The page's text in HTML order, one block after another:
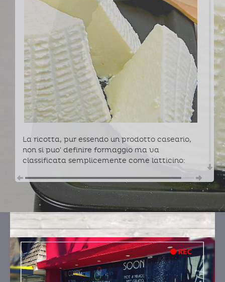
La ricotta, pur essendo un prodotto caseario,
non si puo' definire formaggio ma va
classificata semplicemente come latticino:
coagulazione della caseina, ma dalle proteine
del siero di latte, cioe' della parte liquida del
latte che si separa dalla cagliata durante la
caseificazione. Come suggerisce il nome stesso
utilizziamo ricotta da latte di pecora
GUSTI